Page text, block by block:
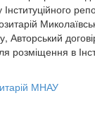
Авторський
розміщення в
МНАУ